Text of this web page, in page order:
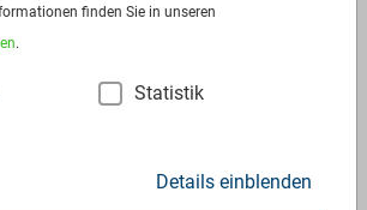
Anfrage stellen
finden Sie in unseren
.
Statistik
Details einblenden